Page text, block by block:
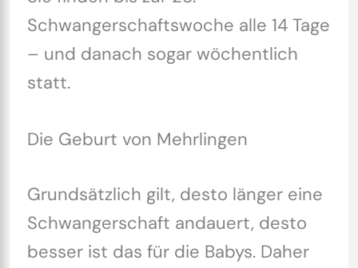
Schwangerschaftswoche alle 14 Tage
– und danach sogar wöchentlich
statt.
Die Geburt von Mehrlingen
Grundsätzlich gilt, desto länger eine
Schwangerschaft andauert, desto
besser ist das für die Babys. Daher